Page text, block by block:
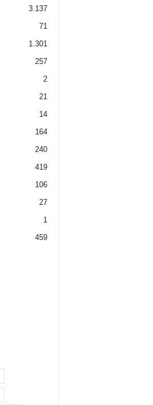
3.137
71
1.301
257
2
21
14
164
240
419
106
27
1
459